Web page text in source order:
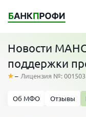
Новости
поддержки
– Лицензия №:
Об МФО Отзывы